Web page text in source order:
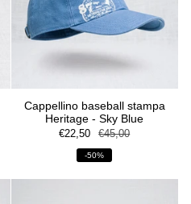
Cappellino baseball stampa
Heritage - Sky Blue
€22,50 €45,00
-50%